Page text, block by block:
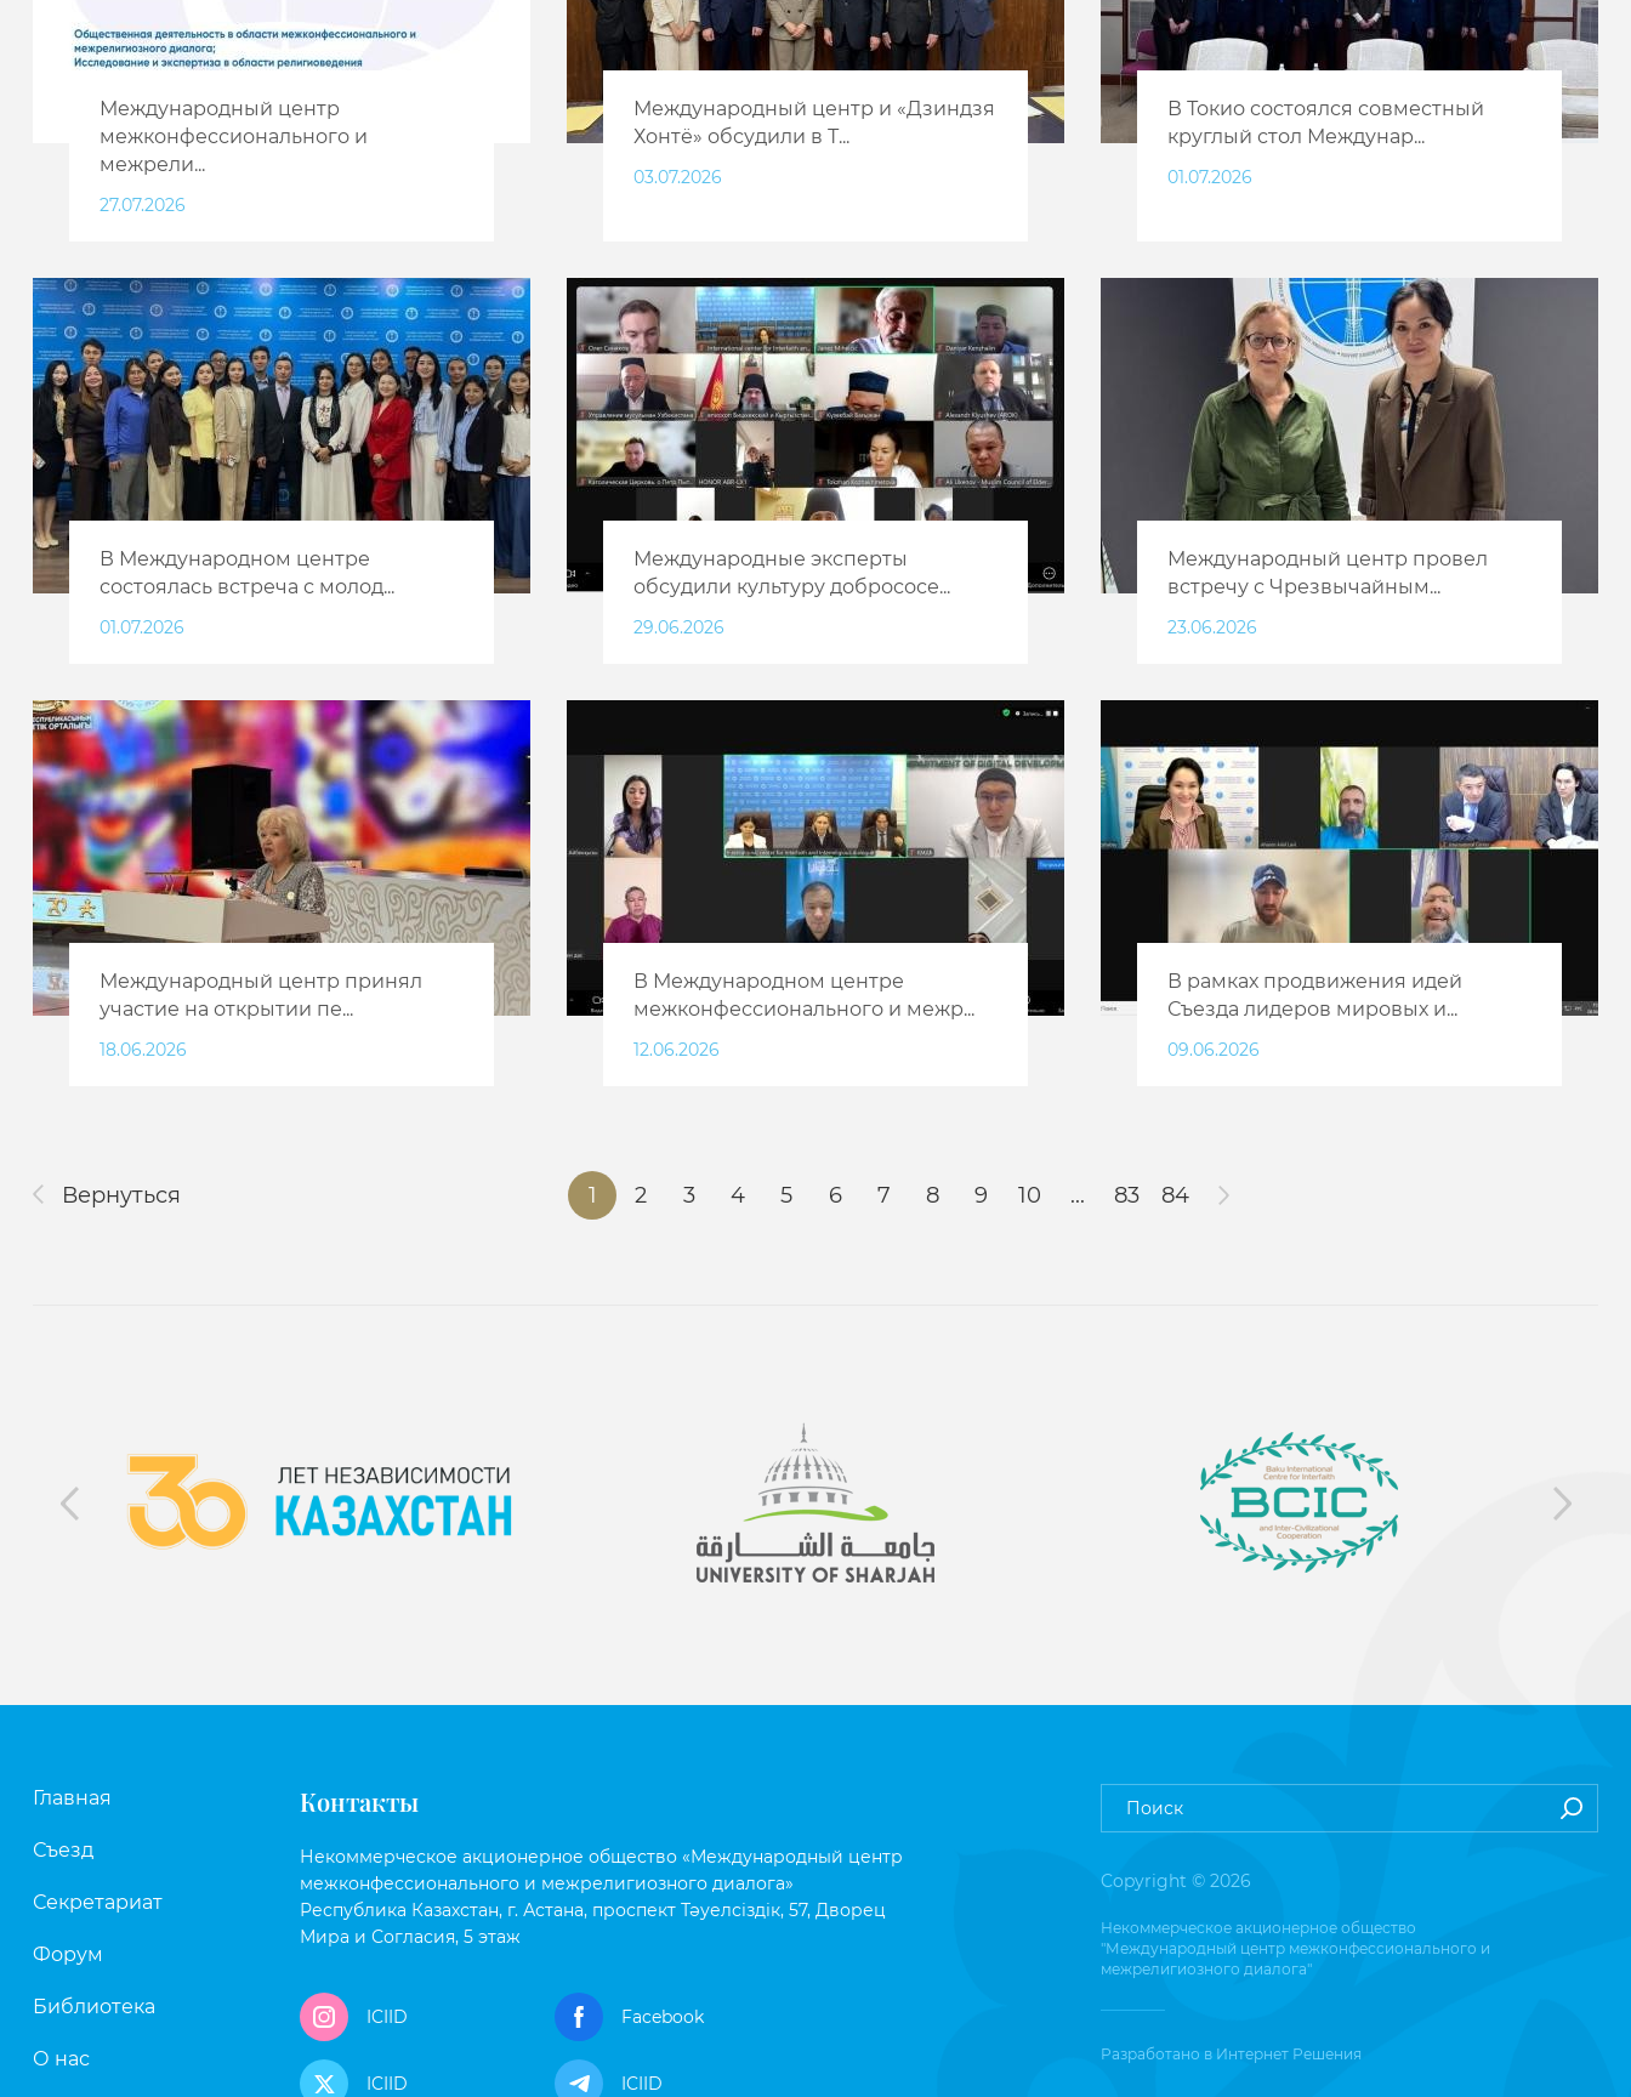
Международный центр
межконфессионального и
межрели...
27.07.2026
Международный центр и «Дзиндзя
Хонтё» обсудили в Т...
03.07.2026
В Токио состоялся совместный
круглый стол Междунар...
01.07.2026
В Международном центре
состоялась встреча с молод...
01.07.2026
Международные эксперты
обсудили культуру добрососе...
29.06.2026
Международный центр провел
встречу с Чрезвычайным...
23.06.2026
Международный центр принял
участие на открытии пе...
18.06.2026
В Международном центре
межконфессионального и межр...
12.06.2026
В рамках продвижения идей
Съезда лидеров мировых и...
09.06.2026
Вернуться 1 2 3 4 5 6 7 8 9 10 ... 83 84
Главная
Съезд
Секретариат
Форум
Библиотека
О нас
Контакты
Некоммерческое акционерное общество «Международный центр
межконфессионального и межрелигиозного диалога»
Республика Казахстан, г. Астана, проспект Тәуелсіздік, 57, Дворец
Мира и Согласия, 5 этаж
ICIID Facebook
ICIID ICIID
Copyright © 2026
Некоммерческое акционерное общество
"Международный центр межконфессионального и
межрелигиозного диалога"
Разработано в Интернет Решения